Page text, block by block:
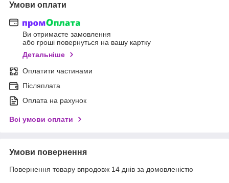
Умови оплати
Ви отримаєте замовлення
або гроші повернуться на вашу картку
Детальніше
Оплатити частинами
Післяплата
Оплата на рахунок
Всі умови оплати
Умови повернення
Повернення товару впродовж 14 днів за домовленістю